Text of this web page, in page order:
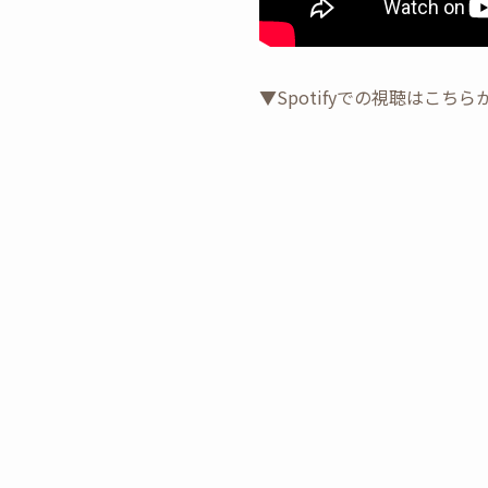
▼Spotifyでの視聴はこちら